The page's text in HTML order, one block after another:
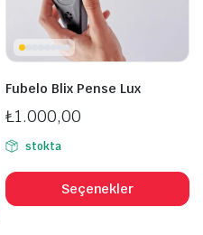
Fubelo Blix Pense Lux
₺1.000,00
stokta
Seçenekler